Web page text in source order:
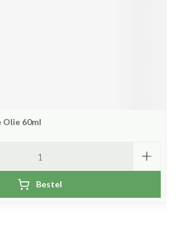
60ml
Bestel